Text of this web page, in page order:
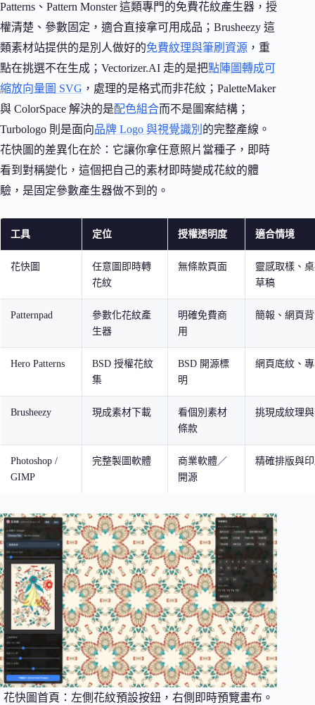
Patterns、Pattern Monster 這類專門的免費花紋產生器，授
權清楚、參數固定，適合直接拿可用成品；Brusheezy 這
類素材站提供的是別人做好的免費紋理與筆刷資源 ，重
點在挑選不在生成；Vectorizer.AI 走的是把點陣圖轉成可
縮放向量圖 SVG ，處理的是格式而非花紋；PaletteMaker
與 ColorSpace 解決的是配色組合而不是圖案結構；
Turbologo 則是面向品牌 Logo 與視覺識別 的完整產線。
花快圖的差異化在於：它讓你拿任意照片當種子，即時
看到對稱變化，這個把自己的素材即時變成花紋的體
驗，是固定參數產生器做不到的。
工具 定位 授權透明度 適合情境
花快圖
任意圖即時轉
花紋
無條款頁面
靈感取樣、
草稿
Patternpad
參數化花紋產
生器
明確免費商
用
簡報、網頁
Hero Patterns
BSD 授權花紋
集
BSD 開源標
明
網頁底紋、
Brusheezy 現成素材下載
看個別素材
條款
挑現成紋理
Photoshop /
GIMP
完整製圖軟體
商業軟體／
開源
精確排版與
花快圖首頁：左側花紋預設按鈕，右側即時預覽畫布。